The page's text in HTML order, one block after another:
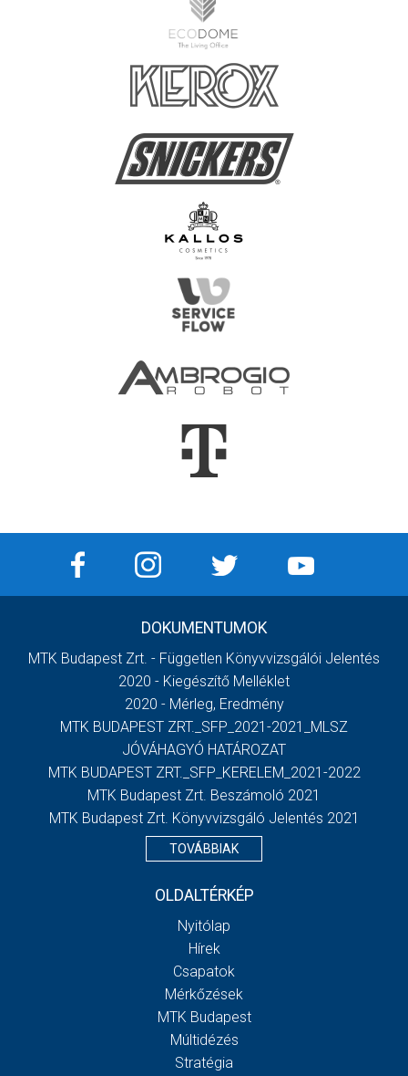
DOKUMENTUMOK
MTK Budapest Zrt. - Független Könyvvizsgálói Jelentés
2020 - Kiegészítő Melléklet
2020 - Mérleg, Eredmény
MTK BUDAPEST ZRT._SFP_2021-2021_MLSZ
JÓVÁHAGYÓ HATÁROZAT
MTK BUDAPEST ZRT._SFP_KERELEM_2021-2022
MTK Budapest Zrt. Beszámoló 2021
MTK Budapest Zrt. Könyvvizsgáló Jelentés 2021
TOVÁBBIAK
OLDALTÉRKÉP
Nyitólap
Hírek
Csapatok
Mérkőzések
MTK Budapest
Múltidézés
Stratégia